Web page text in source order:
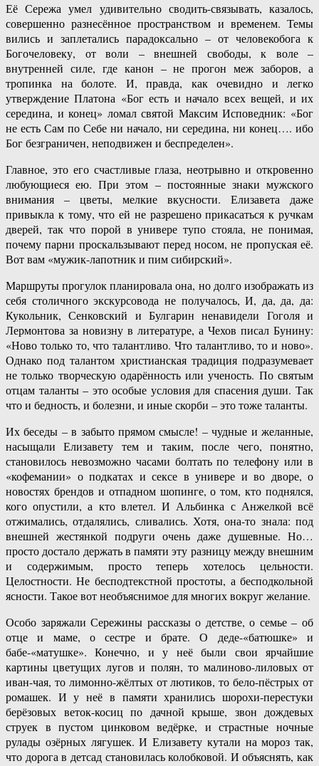
Её Сережа умел удивительно сводить-связывать, казалось,
совершенно разнесённое пространством и временем. Темы
вились и заплетались парадоксально – от человекобога к
Богочеловеку, от воли – внешней свободы, к воле –
внутренней силе, где канон – не прогон меж заборов, а
тропинка на болоте. И, правда, как очевидно и легко
утверждение Платона «Бог есть и начало всех вещей, и их
середина, и конец» ломал святой Максим Исповедник: «Бог
не есть Сам по Себе ни начало, ни середина, ни конец…. ибо
Бог безграничен, неподвижен и беспределен».
Главное, это его счастливые глаза, неотрывно и откровенно
любующиеся ею. При этом – постоянные знаки мужского
внимания – цветы, мелкие вкусности. Елизавета даже
привыкла к тому, что ей не разрешено прикасаться к ручкам
дверей, так что порой в универе тупо стояла, не понимая,
почему парни проскальзывают перед носом, не пропуская её.
Вот вам «мужик-лапотник и пим сибирский».
Маршруты прогулок планировала она, но долго изображать из
себя столичного экскурсовода не получалось, И, да, да, да:
Кукольник, Сенковский и Булгарин ненавидели Гоголя и
Лермонтова за новизну в литературе, а Чехов писал Бунину:
«Ново только то, что талантливо. Что талантливо, то и ново».
Однако под талантом христианская традиция подразумевает
не только творческую одарённость или ученость. По святым
отцам таланты – это особые условия для спасения души. Так
что и бедность, и болезни, и иные скорби – это тоже таланты.
Их беседы – в забыто прямом смысле! – чудные и желанные,
насыщали Елизавету тем и таким, после чего, понятно,
становилось невозможно часами болтать по телефону или в
«кофемании» о подкатах и сексе в универе и во дворе, о
новостях брендов и отпадном шопинге, о том, кто поднялся,
кого опустили, а кто влетел. И Альбинка с Анжелкой всё
отжимались, отдалялись, сливались. Хотя, она-то знала: под
внешней жестянкой подруги очень даже душевные. Но…
просто достало держать в памяти эту разницу между внешним
и содержимым, просто теперь хотелось цельности.
Целостности. Не бесподтекстной простоты, а бесподкольной
ясности. Такое вот необъяснимое для многих вокруг желание.
Особо заряжали Сережины рассказы о детстве, о семье – об
отце и маме, о сестре и брате. О деде-«батюшке» и
бабе-«матушке». Конечно, и у неё были свои ярчайшие
картины цветущих лугов и полян, то малиново-лиловых от
иван-чая, то лимонно-жёлтых от лютиков, то бело-пёстрых от
ромашек. И у неё в памяти хранились шорохи-перестуки
берёзовых веток-косиц по дачной крыше, звон дождевых
струек в пустом цинковом ведёрке, и страстные ночные
рулады озёрных лягушек. И Елизавету кутали на мороз так,
что дорога в детсад становилась колобковой. И объяснять, как